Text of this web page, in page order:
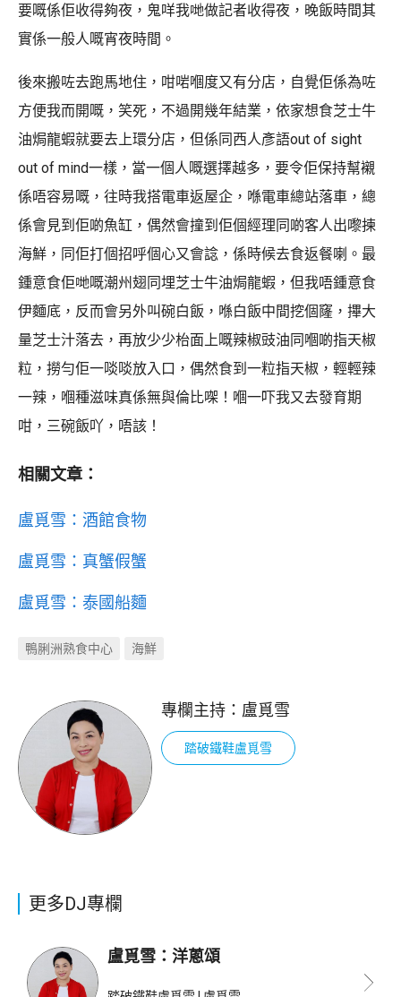
要嘅係佢收得夠夜，鬼咩我哋做記者收得夜，晚飯時間其
實係一般人嘅宵夜時間。
後來搬咗去跑馬地住，咁啱嗰度又有分店，自覺佢係為咗
方便我而開嘅，笑死，不過開幾年結業，依家想食芝士牛
油焗龍蝦就要去上環分店，但係同西人彥語out of sight
out of mind一樣，當一個人嘅選擇越多，要令佢保持幫襯
係唔容易嘅，往時我搭電車返屋企，喺電車總站落車，總
係會見到佢啲魚缸，偶然會撞到佢個經理同啲客人出嚟揀
海鮮，同佢打個招呼個心又會諗，係時候去食返餐喇。最
鍾意食佢哋嘅潮州翅同埋芝士牛油焗龍蝦，但我唔鍾意食
伊麵底，反而會另外叫碗白飯，喺白飯中間挖個窿，𢳂大
量芝士汁落去，再放少少枱面上嘅辣椒豉油同嗰啲指天椒
粒，撈勻佢一啖啖放入口，偶然食到一粒指天椒，輕輕辣
一辣，嗰種滋味真係無與倫比㗎！嗰一吓我又去發育期
咁，三碗飯吖，唔該！
相關文章：
盧覓雪：酒館食物
盧覓雪：真蟹假蟹
盧覓雪：泰國船麵
鴨脷洲熟食中心 海鮮
專欄主持： 盧覓雪
踏破鐵鞋盧覓雪
更多DJ專欄
盧覓雪：洋蔥頌